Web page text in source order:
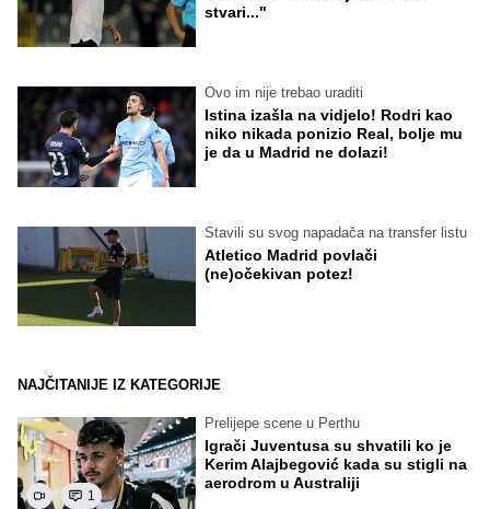
stvari..."
Ovo im nije trebao uraditi
Istina izašla na vidjelo! Rodri kao
niko nikada ponizio Real, bolje mu
je da u Madrid ne dolazi!
Stavili su svog napadača na transfer listu
Atletico Madrid povlači
(ne)očekivan potez!
NAJČITANIJE IZ KATEGORIJE
1
Prelijepe scene u Perthu
Igrači Juventusa su shvatili ko je
Kerim Alajbegović kada su stigli na
aerodrom u Australiji